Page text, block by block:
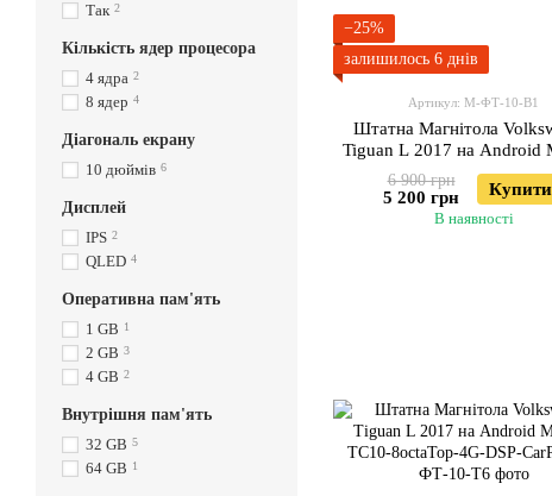
−25%
залишилось 6 днів
Артикул: М-ФТ-10-В1
Штатна Магнітола
Tiguan L 2017 на Android
JAC-3GWiFi
6 900 грн
5 200 грн Купити
В наявності
Так 2
Кількість ядер процесора
4 ядра 2
8 ядер 4
Діагональ екрану
10 дюймів 6
Дисплей
IPS 2
QLED 4
Оперативна пам'ять
1 GB 1
2 GB 3
4 GB 2
Внутрішня пам'ять
32 GB 5
64 GB 1